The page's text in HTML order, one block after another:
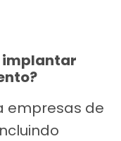
implantar
empresas de